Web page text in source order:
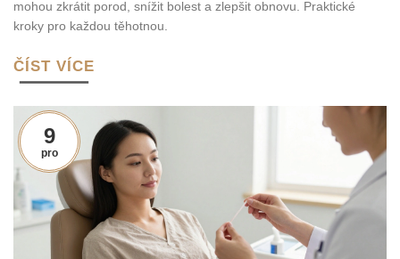
mohou zkrátit porod, snížit bolest a zlepšit obnovu. Praktické
kroky pro každou těhotnou.
ČÍST VÍCE
9
pro